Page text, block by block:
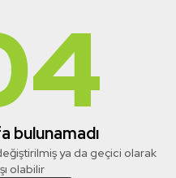
bulunamadı
değiştirilmiş ya da geçici olarak
olabilir